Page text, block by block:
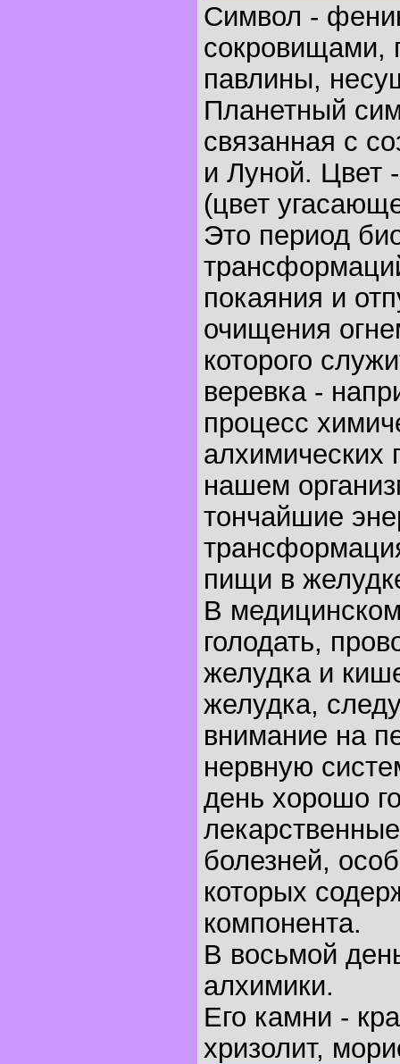
Символ -
сокровищами,
павлины,
Планетный
связанная с
и Луной. Цвет
(цвет
Это период
покаяния и
очищения
которого
веревка -
процесс
алхимических
нашем
тончайшие
пищи в
В
голодать,
желудка и
желудка,
внимание на
нервную
день хорошо
болезней,
которых
компонента.
В восьмой
алхимики.
Его камни -
хризолит,